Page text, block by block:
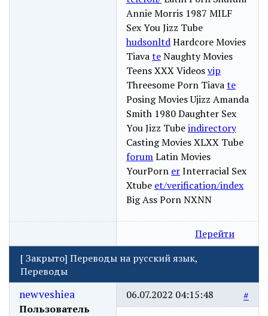
Annie Morris 1987 MILF
Sex You Jizz Tube
hudsonltdHardcore Movies
TiavateNaughty Movies
Teens XXX Videosvip
Threesome Porn Tiavate
Posing Movies Ujizz Amanda
Smith 1980 Daughter Sex
You Jizz Tubeindirectory
Casting Movies XLXX Tube
forumLatin Movies
YourPorn erInterracial Sex
Xtube et/verification/index
Big Ass Porn NXNN
Перейти
[Закрыто] Переводы на русский язык,
Переводы
newveshiea
Пользователь
#
06.07.2022 04:15:48